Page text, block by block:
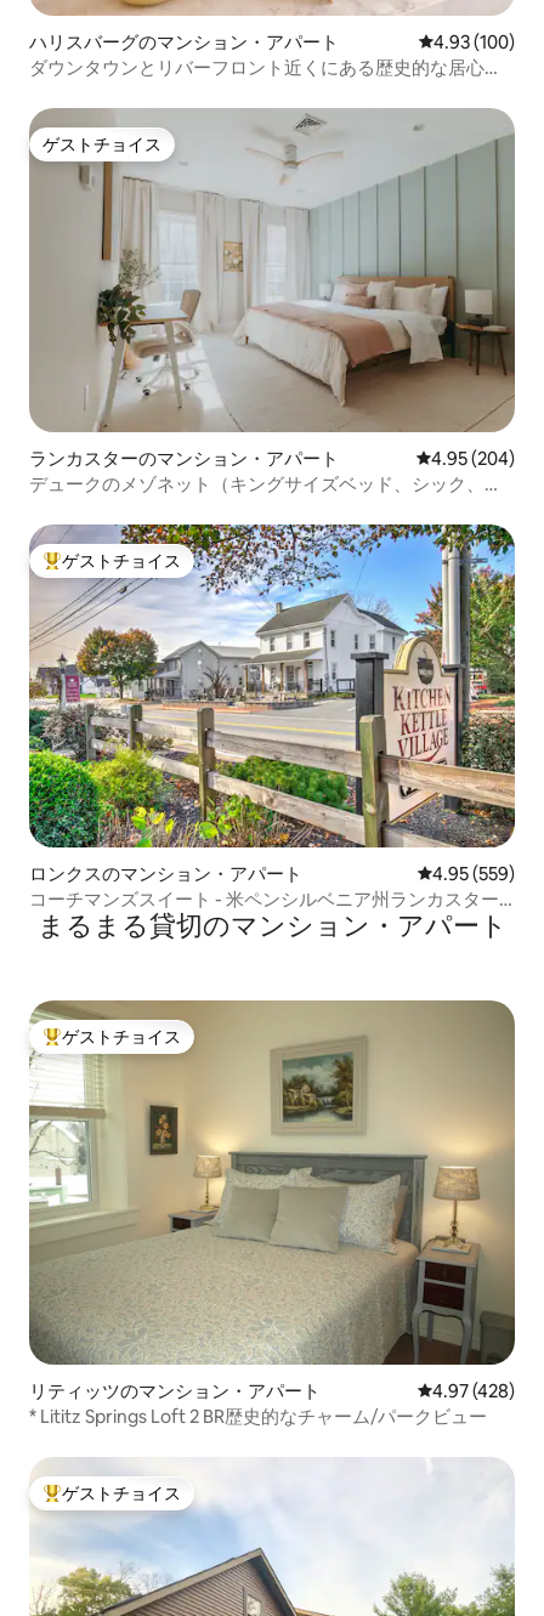
ハリスバーグのマンション・アパート レビュー100
4.93 (100)
ダウンタウンとリバーフロント近くにある歴史的な居心地
ゲストチョイス
ゲストチョイス
ランカスターのマンション・アパート レビュー204
4.95 (204)
デュークのメゾネット（キングサイズベッド、シック、ダ
大好評のゲストチョイスです。
ゲストチョイス
ロンクスのマンション・アパート レビュー559
4.95 (559)
コーチマンズスイート - 米ペンシルベニア州ランカスター
のインターコース
まるまる貸切のマンション・アパート
大好評のゲストチョイスです。
ゲストチョイス
リティッツのマンション・アパート レビュー428
4.97 (428)
* Lititz Springs Loft 2 BR歴史的なチャーム/パークビュー
大好評のゲストチョイスです。
ゲストチョイス